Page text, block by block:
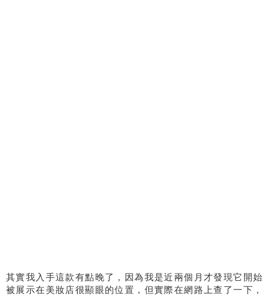
其實我入手這款有點晚了，因為我是近兩個月才發現它開始
被展示在美妝店很顯眼的位置，但實際在網路上查了一下，